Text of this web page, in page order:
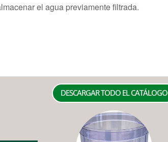
el agua previamente filtrada.
DESCARGAR TODO EL CATÁLOGO